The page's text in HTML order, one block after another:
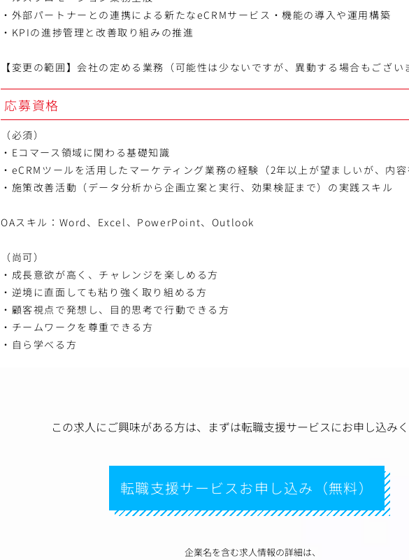
・外部パートナーとの連携による新たなeCRMサービス・機能の導入や運用構築
・KPIの進捗管理と改善取り組みの推進
【変更の範囲】会社の定める業務（可能性は少ないですが、異動する場合もござい
応募資格
（必須）
・Eコマース領域に関わる基礎知識
・eCRMツールを活用したマーケティング業務の経験（2年以上が望ましいが、内
・施策改善活動（データ分析から企画立案と実行、効果検証まで）の実践スキル
OAスキル：Word、Excel、PowerPoint、Outlook
（尚可）
・成長意欲が高く、チャレンジを楽しめる方
・逆境に直面しても粘り強く取り組める方
・顧客視点で発想し、目的思考で行動できる方
・チームワークを尊重できる方
・自ら学べる方
この求人にご興味がある方は、 まずは転職支援サービスにお申し込み
転職支援サービスお申し込み（無料）
企業名を含む求人情報の詳細は、